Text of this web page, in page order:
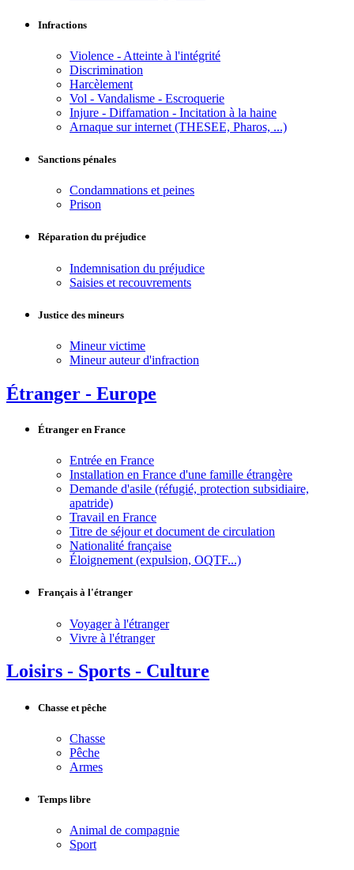
Infractions
Violence - Atteinte à l'intégrité
Discrimination
Harcèlement
Vol - Vandalisme - Escroquerie
Injure - Diffamation - Incitation à la haine
Arnaque sur internet (THESEE, Pharos, ...)
Sanctions pénales
Condamnations et peines
Prison
Réparation du préjudice
Indemnisation du préjudice
Saisies et recouvrements
Justice des mineurs
Mineur victime
Mineur auteur d'infraction
Étranger - Europe
Étranger en France
Entrée en France
Installation en France d'une famille étrangère
Demande d'asile (réfugié, protection subsidiaire,
apatride)
Travail en France
Titre de séjour et document de circulation
Nationalité française
Éloignement (expulsion, OQTF...)
Français à l'étranger
Voyager à l'étranger
Vivre à l'étranger
Loisirs - Sports - Culture
Chasse et pêche
Chasse
Pêche
Armes
Temps libre
Animal de compagnie
Sport